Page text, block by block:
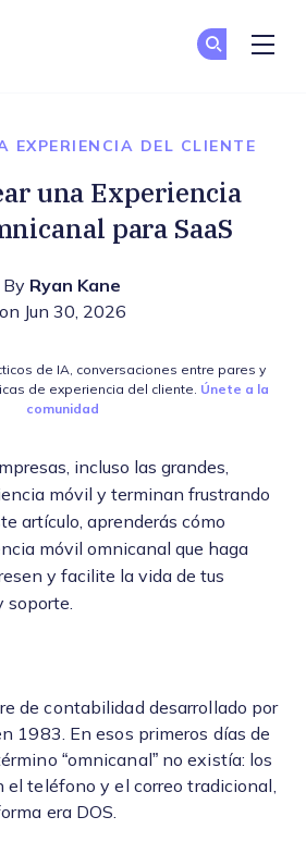
EXPERIENCIA DEL CLIENTE
una Experiencia
para SaaS
By Ryan Kane
on Jun 30, 2026
de IA, conversaciones entre pares y
de experiencia del cliente. Únete a la
comunidad
incluso las grandes,
móvil y terminan frustrando
artículo, aprenderás cómo
móvil omnicanal que haga
y facilite la vida de tus
soporte.
de contabilidad desarrollado por
1983. En esos primeros días de
“omnicanal” no existía: los
el teléfono y el correo tradicional,
era DOS.